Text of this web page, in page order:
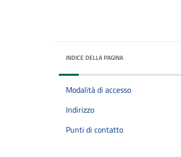
INDICE DELLA PAGINA
Modalità di accesso
Indirizzo
Punti di contatto